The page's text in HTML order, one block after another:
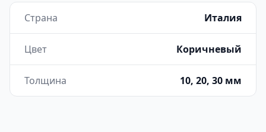
Страна Италия
Цвет Коричневый
Толщина 10, 20, 30 мм